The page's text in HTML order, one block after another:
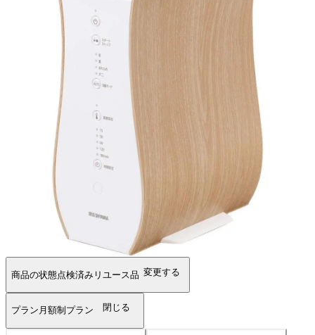
商品の状態点検済みリユース品 変更する
プラン 月額制プラン 閉じる